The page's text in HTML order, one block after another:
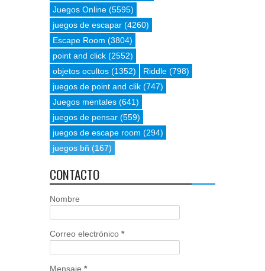
Juegos Online (5595)
juegos de escapar (4260)
Escape Room (3804)
point and click (2552)
objetos ocultos (1352) Riddle (798)
juegos de point and clik (747)
Juegos mentales (641)
juegos de pensar (559)
juegos de escape room (294)
juegos bñ (167)
CONTACTO
Nombre
Correo electrónico *
Mensaje *